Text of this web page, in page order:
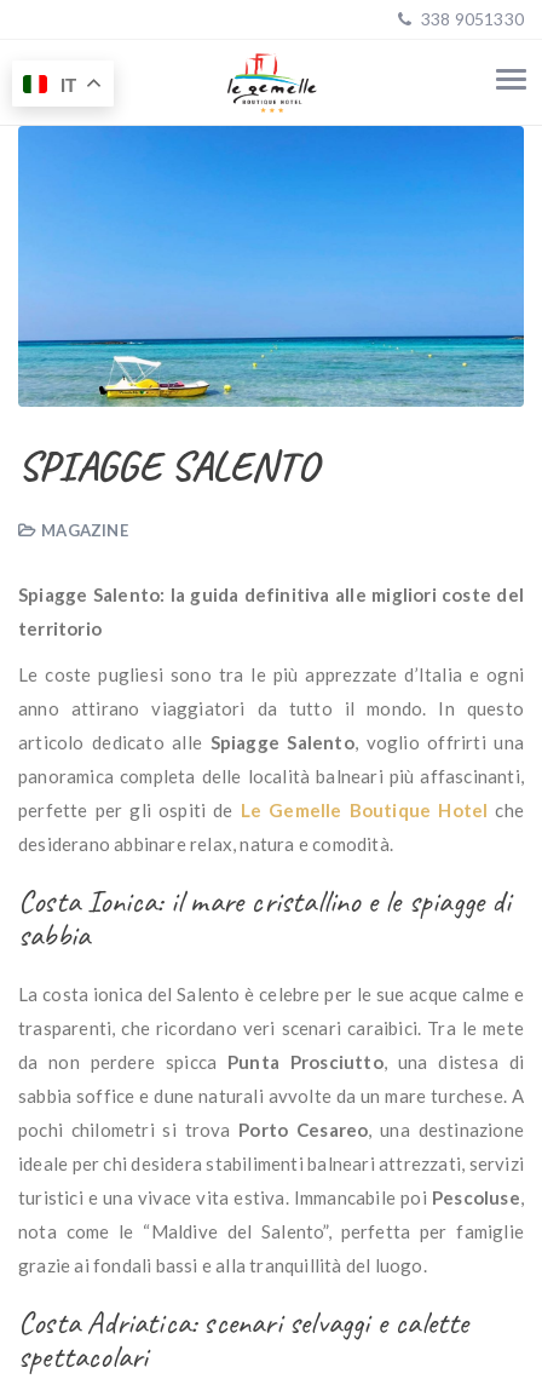
338 9051330
SPIAGGE SALENTO
MAGAZINE
Spiagge Salento: la guida definitiva alle migliori coste del
territorio
Le coste pugliesi sono tra le più apprezzate d’Italia e ogni
anno attirano viaggiatori da tutto il mondo. In questo
articolo dedicato alle Spiagge Salento, voglio offrirti una
panoramica completa delle località balneari più affascinanti,
perfette per gli ospiti de Le Gemelle Boutique Hotel che
desiderano abbinare relax, natura e comodità.
Costa Ionica: il mare cristallino e le spiagge di
sabbia
La costa ionica del Salento è celebre per le sue acque calme e
trasparenti, che ricordano veri scenari caraibici. Tra le mete
da non perdere spicca Punta Prosciutto, una distesa di
sabbia soffice e dune naturali avvolte da un mare turchese. A
pochi chilometri si trova Porto Cesareo, una destinazione
ideale per chi desidera stabilimenti balneari attrezzati, servizi
turistici e una vivace vita estiva. Immancabile poi Pescoluse,
nota come le “Maldive del Salento”, perfetta per famiglie
grazie ai fondali bassi e alla tranquillità del luogo.
Costa Adriatica: scenari selvaggi e calette
spettacolari
IT